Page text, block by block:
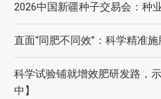
2026中国新疆种子交易会：种
直面“同肥不同效”：科学精准
科学试验铺就增效肥研发路，
中】